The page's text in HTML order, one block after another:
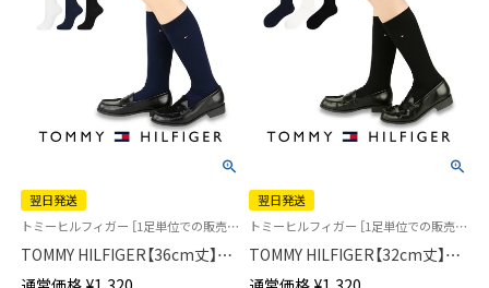
翌日発送
トミーヒルフィガー ［1足単位での販売です］学校 制服 靴下
TOMMY HILFIGER【36cm丈】ス
クールソックス ワンポイント
翌日発送
トミーヒルフィガー ［1足単位での販売です］ 学校 制服 靴下
TOMMY HILFIGER【32cm丈】ス
クールソックス ワンポイント